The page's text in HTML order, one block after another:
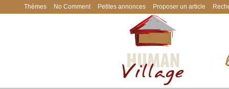
Thèmes No Comment Petites annonces Proposer un article